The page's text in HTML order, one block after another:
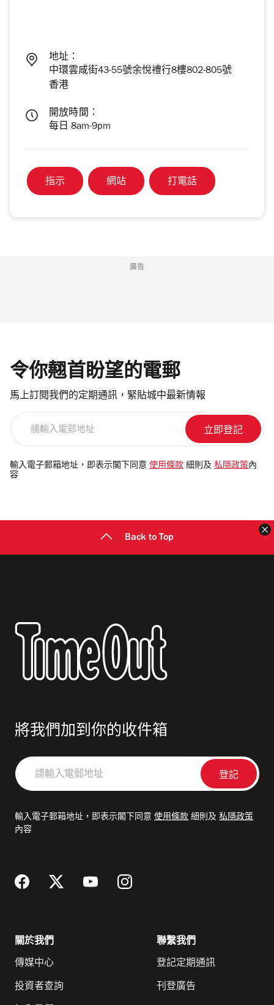
地址：
中環雲咸街43-55號余悅禮行8樓802-805號
香港
開放時間：
每日 8am-9pm
指示 網站 打電話
廣告
令你翹首盼望的電郵
馬上訂閱我們的定期通訊，緊貼城中最新情報
電
郵
輸入電子郵箱地址，即表示閣下同意 使用條款 細則及 私隱政策 內
容
Back to Top
將我們加到你的收件箱
請
輸
郵
輸入電子郵箱地址，即表示閣下同意 使用條款 細則及 私隱政策
內容
關於我們
傳媒中心
投資者查詢
聯繫我們
登記定期通訊
刊登廣告